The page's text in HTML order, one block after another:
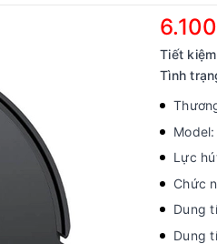
Tiết
Tình
Lực
Chức
Dung
Dung